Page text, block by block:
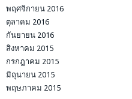
พฤศจิกายน 2016
ตุลาคม 2016
กันยายน 2016
สิงหาคม 2015
กรกฎาคม 2015
มิถุนายน 2015
พฤษภาคม 2015